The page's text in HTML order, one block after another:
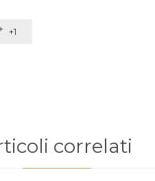
+1
correlati